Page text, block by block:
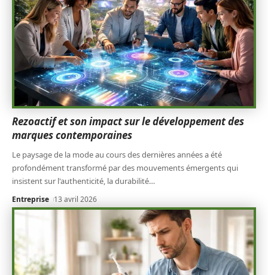
Rezoactif et son impact sur le développement des
marques contemporaines
Le paysage de la mode au cours des dernières années a été
profondément transformé par des mouvements émergents qui
insistent sur l'authenticité, la durabilité…
Entreprise 13 avril 2026